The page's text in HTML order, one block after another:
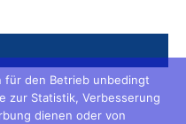
für den Betrieb unbedingt
zur Statistik, Verbesserung
dienen oder von